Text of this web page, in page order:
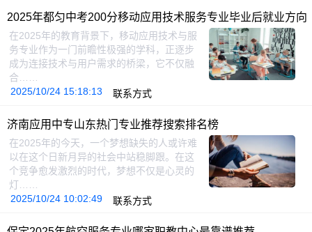
2025年都匀中考200分移动应用技术服务专业毕业后就业方向
在2025年的教育背景下，移动应用技术与服
务专业作为一门前瞻性极强的学科，正逐步
成为连接技术与用户需求的桥梁，它不仅融
合……
2025/10/24 15:18:13
联系方式
济南应用中专山东热门专业推荐搜索排名榜
在2025年的今天，一个梦想缺失的人或许难
以在这个日新月异的社会中站稳脚跟。在这
个竞争愈发激烈的时代，梦想不仅是心灵的
灯……
2025/10/24 10:02:49
联系方式